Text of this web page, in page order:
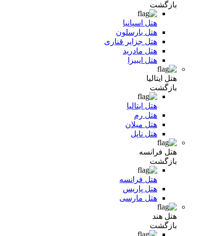
بازگشت
هتل اسپانیا
هتل بارسلون
هتل جزایر قناری
هتل مادرید
هتل ایبیزا
هتل ایتالیا
بازگشت
هتل ایتالیا
هتل رم
هتل میلان
هتل ناپل
هتل فرانسه
بازگشت
هتل فرانسه
هتل پاریس
هتل مارسی
هتل هند
بازگشت